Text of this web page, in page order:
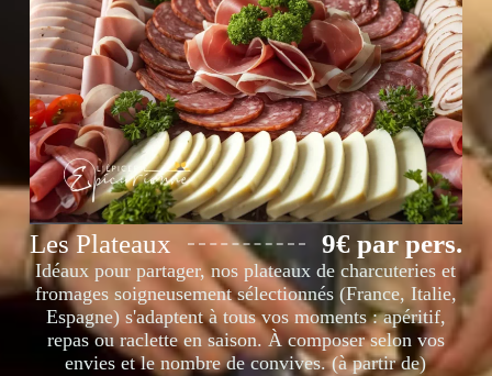
Les Plateaux 9€ par pers.
Idéaux pour partager, nos plateaux de charcuteries et
fromages soigneusement sélectionnés (France, Italie,
Espagne) s'adaptent à tous vos moments : apéritif,
repas ou raclette en saison. À composer selon vos
envies et le nombre de convives. (à partir de)